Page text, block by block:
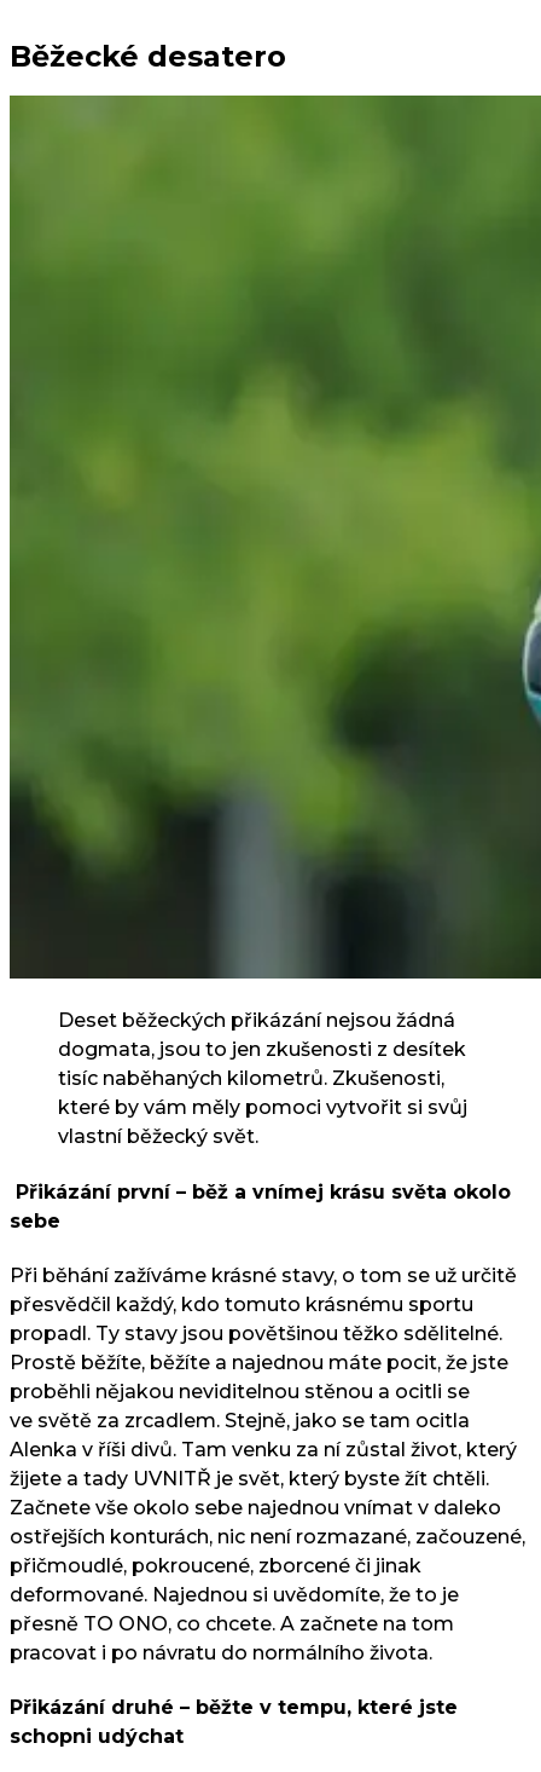
Běžecké desatero
Deset běžeckých přikázání nejsou žádná
dogmata, jsou to jen zkušenosti z desítek
tisíc naběhaných kilometrů. Zkušenosti,
které by vám měly pomoci vytvořit si svůj
vlastní běžecký svět.
Přikázání první – běž a vnímej krásu světa okolo
sebe
Při běhání zažíváme krásné stavy, o tom se už určitě
přesvědčil každý, kdo tomuto krásnému sportu
propadl. Ty stavy jsou povětšinou těžko sdělitelné.
Prostě běžíte, běžíte a najednou máte pocit, že jste
proběhli nějakou neviditelnou stěnou a ocitli se
ve světě za zrcadlem. Stejně, jako se tam ocitla
Alenka v říši divů. Tam venku za ní zůstal život, který
žijete a tady UVNITŘ je svět, který byste žít chtěli.
Začnete vše okolo sebe najednou vnímat v daleko
ostřejších konturách, nic není rozmazané, začouzené,
přičmoudlé, pokroucené, zborcené či jinak
deformované. Najednou si uvědomíte, že to je
přesně TO ONO, co chcete. A začnete na tom
pracovat i po návratu do normálního života.
Přikázání druhé – běžte v tempu, které jste
schopni udýchat